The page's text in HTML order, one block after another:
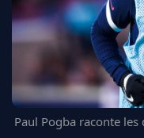
FC BARCELONE
MANCHESTER UNITED
CHELSEA
ARSENAL
BAYERN
L'AVIS DE LA RÉDAC'
Paul Pogba raconte